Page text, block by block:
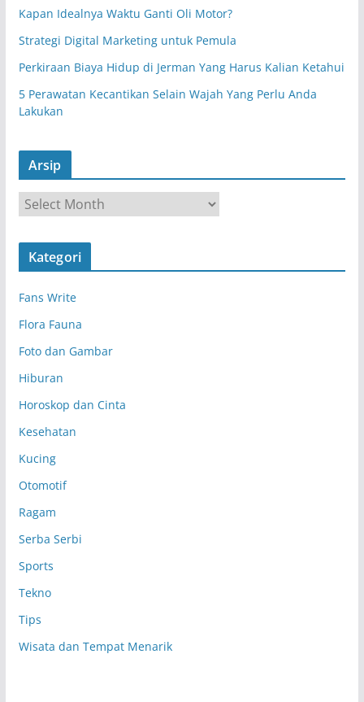
Kapan Idealnya Waktu Ganti Oli Motor?
Strategi Digital Marketing untuk Pemula
Perkiraan Biaya Hidup di Jerman Yang Harus Kalian Ketahui
5 Perawatan Kecantikan Selain Wajah Yang Perlu Anda
Lakukan
Arsip
r
s
Kategori
Fans Write
Flora Fauna
Foto dan Gambar
Hiburan
Horoskop dan Cinta
Kesehatan
Kucing
Otomotif
Ragam
Serba Serbi
Sports
Tekno
Tips
Wisata dan Tempat Menarik